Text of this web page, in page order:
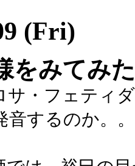
(Fri)
をみてみた
サ・フェティ
音するのか。